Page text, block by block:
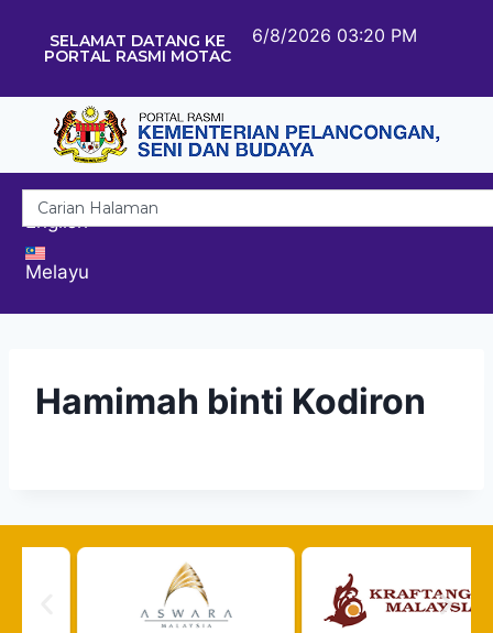
SELAMAT DATANG KE
PORTAL RASMI MOTAC
6/8/2026 03:20 PM
English
Melayu
Hamimah binti Kodiron